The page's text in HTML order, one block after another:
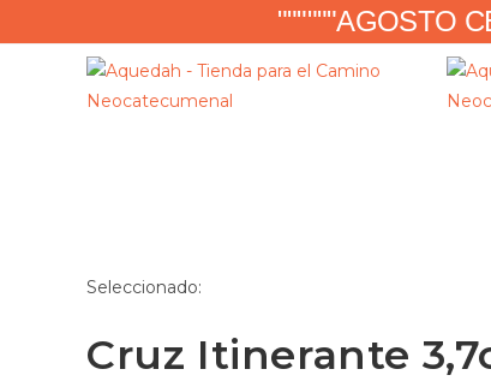
""""""AGOSTO
Seleccionado:
Cruz Itinerante